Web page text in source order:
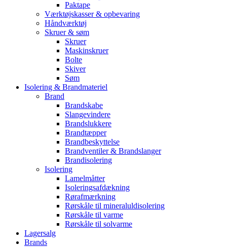
Paktape
Værktøjskasser & opbevaring
Håndværktøj
Skruer & søm
Skruer
Maskinskruer
Bolte
Skiver
Søm
Isolering & Brandmateriel
Brand
Brandskabe
Slangevindere
Brandslukkere
Brandtæpper
Brandbeskyttelse
Brandventiler & Brandslanger
Brandisolering
Isolering
Lamelmåtter
Isoleringsafdækning
Rørafmærkning
Rørskåle til mineraluldisolering
Rørskåle til varme
Rørskåle til solvarme
Lagersalg
Brands